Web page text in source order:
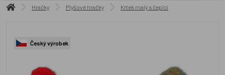
Hračky Plyšové hračky Krtek malý s čepicí
Český výrobek